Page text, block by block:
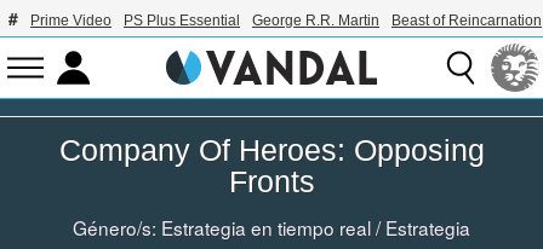
Prime Video PS Plus Essential George R.R. Martin Beast of Reincarnation
Company Of Heroes: Opposing
Fronts
Género/s: Estrategia en tiempo real/Estrategia